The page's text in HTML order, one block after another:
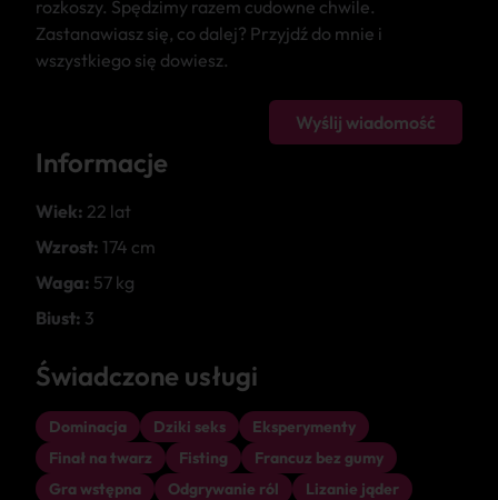
rozkoszy. Spędzimy razem cudowne chwile.
Zastanawiasz się, co dalej? Przyjdź do mnie i
wszystkiego się dowiesz.
Wyślij wiadomość
Informacje
Wiek: 22 lat
Wzrost: 174 cm
Waga: 57 kg
Biust: 3
Świadczone usługi
Dominacja Dziki seks
Eksperymenty
Finał na twarz
Fisting
Francuz bez gumy
Gra wstępna
Odgrywanie ról
Lizanie jąder